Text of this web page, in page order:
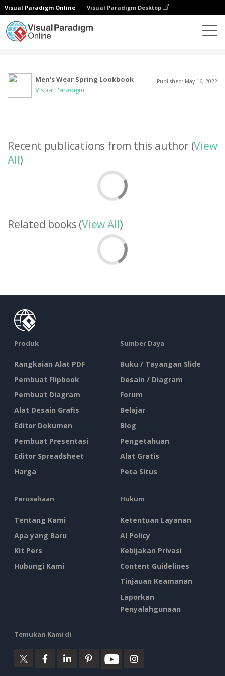
Visual Paradigm Online Visual Paradigm Desktop
Men's Wear Spring Lookbook
Visual Paradigm
Published: May 16, 2022
Recent publications from this author (View
All)
Related books (View All)
Produk
Rangkaian Alat PDF
Pembuat Flipbook
Pembuat Diagram
Alat Desain Grafis
Editor Dokumen
Pembuat Presentasi
Editor Spreadsheet
Harga
Sumber Daya
Buku / Tayangan Slide
Desain / Diagram
Forum
Belajar
Blog
Pengetahuan
Alat Gratis
Peta Situs
Perusahaan
Tentang Kami
Apa yang Baru
Kit Pers
Hubungi Kami
Hukum
Ketentuan Layanan
AI Policy
Kebijakan Privasi
Content Guidelines
Tinjauan Keamanan
Laporkan
Penyalahgunaan
Temukan Kami di